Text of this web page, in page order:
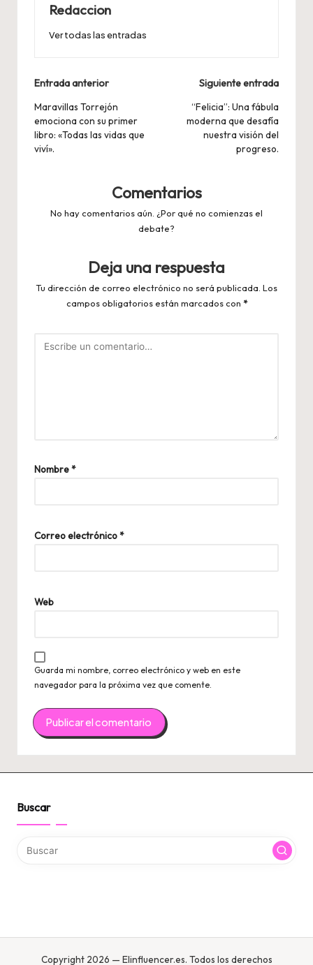
Redaccion
Ver todas las entradas
Navegación
de
entradas
Entrada anterior
Maravillas Torrejón
emociona con su primer
libro: «Todas las vidas que
viví».
Siguiente entrada
“Felicia”: Una fábula
moderna que desafía
nuestra visión del
progreso.
Comentarios
No hay comentarios aún. ¿Por qué no comienzas el
debate?
Deja una respuesta
Tu dirección de correo electrónico no será publicada. Los
campos obligatorios están marcados con *
Nombre*
Correo electrónico*
Web
Guarda mi nombre, correo electrónico y web en este
navegador para la próxima vez que comente.
Buscar
Copyright 2026 — Elinfluencer.es. Todos los derechos